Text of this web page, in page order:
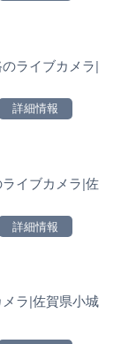
ライブカメラ|
詳細情報
イブカメラ|佐
詳細情報
ラ|佐賀県小城